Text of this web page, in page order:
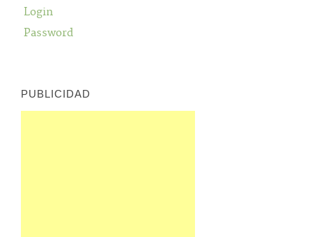
Login
Password
PUBLICIDAD